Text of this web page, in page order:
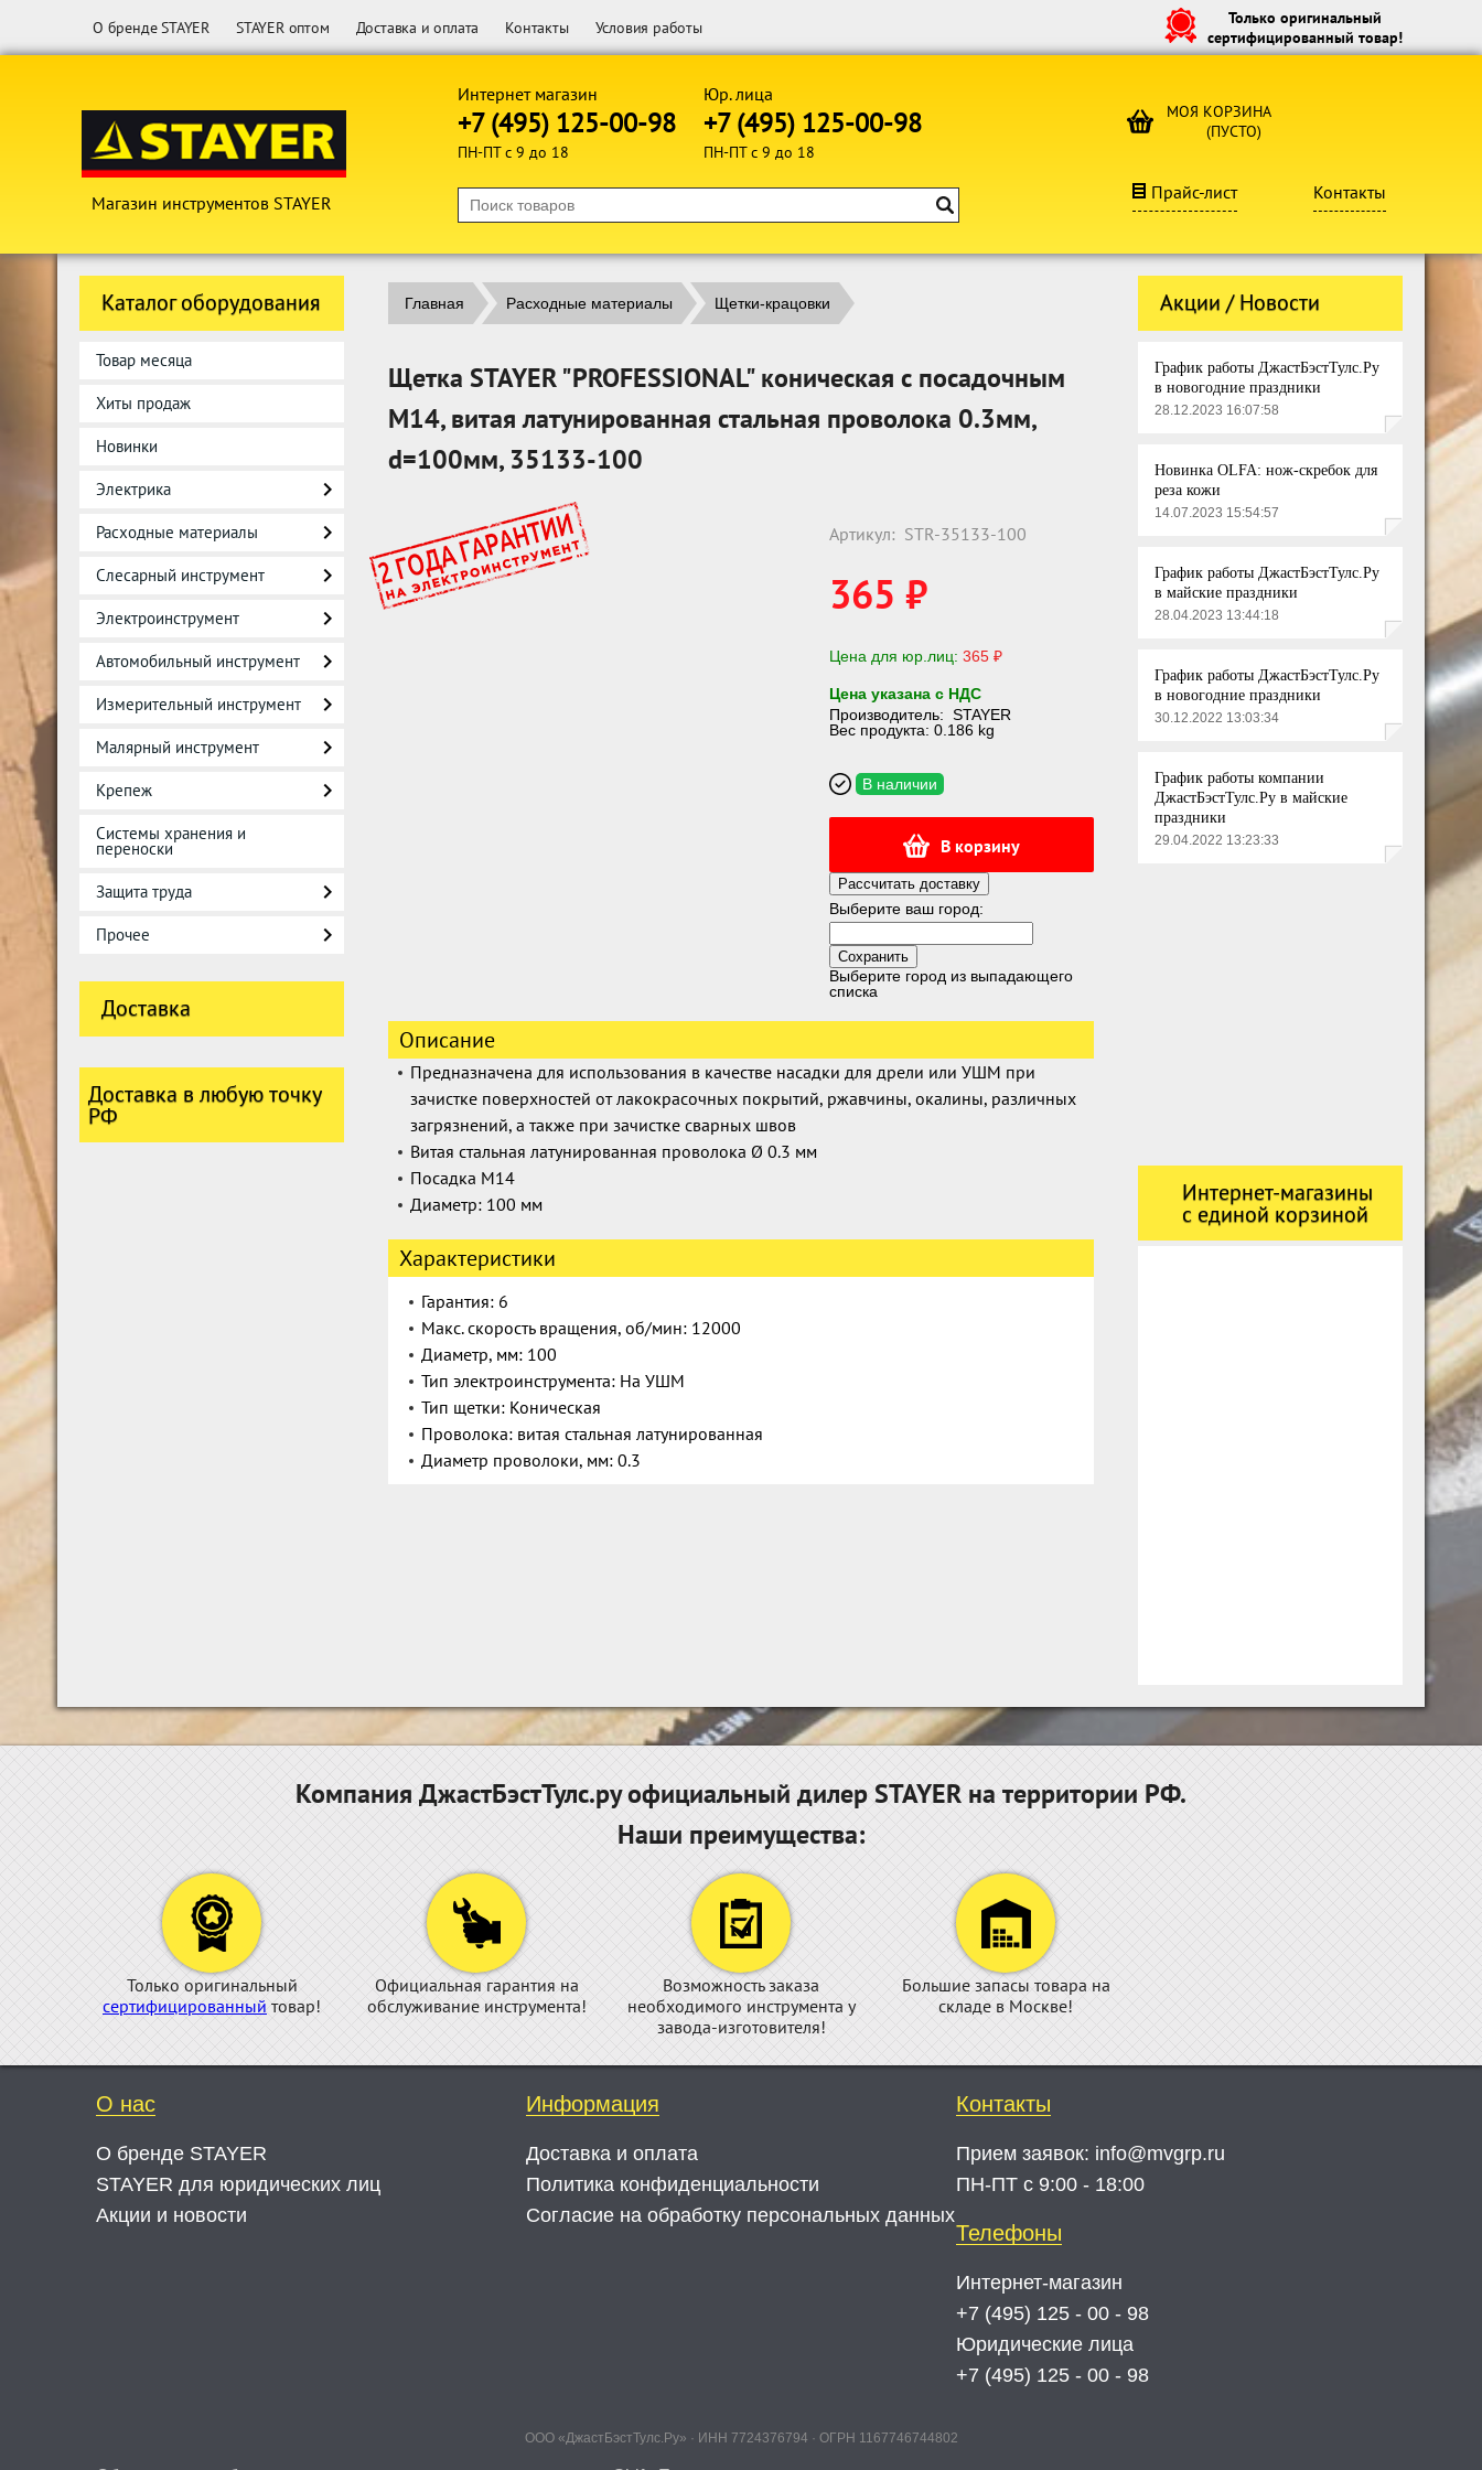
О бренде STAYER STAYER оптом Доставка и оплата Контакты Условия работы
Только оригинальный
сертифицированный товар!
Магазин инструментов STAYER
Интернет магазин
+7 (495) 125-00-98
ПН-ПТ с 9 до 18
Юр. лица
+7 (495) 125-00-98
ПН-ПТ с 9 до 18
МОЯ КОРЗИНА
(ПУСТО)
Прайс-лист Контакты
Каталог оборудования
Товар месяца
Хиты продаж
Новинки
Электрика
Расходные материалы
Слесарный инструмент
Электроинструмент
Автомобильный инструмент
Измерительный инструмент
Малярный инструмент
Крепеж
Системы хранения и
переноски
Защита труда
Прочее
Доставка
Доставка в любую точку
РФ
Главная Расходные материалы Щетки-крацовки
Щетка STAYER "PROFESSIONAL" коническая с посадочным
М14, витая латунированная стальная проволока 0.3мм,
d=100мм, 35133-100
Артикул: STR-35133-100
365 ₽
Цена для юр.лиц: 365 ₽
Цена указана с НДС
Производитель: STAYER
Вес продукта: 0.186 kg
В наличии
В корзину
Рассчитать доставку
Выберите ваш город:
Выберите город из выпадающего
списка
Описание
Предназначена для использования в качестве насадки для дрели или УШМ при
зачистке поверхностей от лакокрасочных покрытий, ржавчины, окалины, различных
загрязнений, а также при зачистке сварных швов
Витая стальная латунированная проволока Ø 0.3 мм
Посадка М14
Диаметр: 100 мм
Характеристики
Гарантия: 6
Макс. скорость вращения, об/мин: 12000
Диаметр, мм: 100
Тип электроинструмента: На УШМ
Тип щетки: Коническая
Проволока: витая стальная латунированная
Диаметр проволоки, мм: 0.3
Акции / Новости
График работы ДжастБэстТулс.Ру
в новогодние праздники
28.12.2023 16:07:58
Новинка OLFA: нож-скребок для
реза кожи
14.07.2023 15:54:57
График работы ДжастБэстТулс.Ру
в майские праздники
28.04.2023 13:44:18
График работы ДжастБэстТулс.Ру
в новогодние праздники
30.12.2022 13:03:34
График работы компании
ДжастБэстТулс.Ру в майские
праздники
29.04.2022 13:23:33
Интернет-магазины
с единой корзиной
Компания ДжастБэстТулс.ру официальный дилер STAYER на территории РФ.
Наши преимущества:
Только оригинальный
сертифицированный товар!
Официальная гарантия на
обслуживание инструмента!
Возможность заказа
необходимого инструмента у
завода-изготовителя!
Большие запасы товара на
складе в Москве!
О нас
О бренде STAYER
STAYER для юридических лиц
Акции и новости
Информация
Доставка и оплата
Политика конфиденциальности
Согласие на обработку персональных данных
Контакты
Прием заявок: info@mvgrp.ru
ПН-ПТ с 9:00 - 18:00
Телефоны
Интернет-магазин
+7 (495) 125 - 00 - 98
Юридические лица
+7 (495) 125 - 00 - 98
ООО «ДжастБэстТулс.Ру» · ИНН 7724376794 · ОГРН 1167746744802